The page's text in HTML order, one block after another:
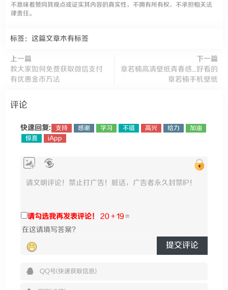
不意味着赞同其观点或证实其内容的真实性，不拥有所有权，不承担相关法
律责任。
标签：这篇文章木有标签
上一篇
教大家如何免费获取微信支付
有优惠金币方法
下一篇
章若楠高清壁纸青春感_好看的
章若楠手机壁纸
评论
快速回复: 支持 感谢 学习 不错 高兴 给力
加油
惊喜
iApp
请勾选我再发表评论！ 20 + 19=
提交评论